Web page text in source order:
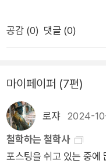
필요한 시대적․사회적 배
안내한다. 그런 점에서
하게 쓰여진 학술서적이
하이데거의 사상을 놀랄
추상적 개념의 포로로 만
리는 눈앞에 펼쳐지는 숲
에 내가 지금 전체 숲속
의 내용이 재미있고 쉽
이 있다. 물론 독자의 관
학 전문서로서뿐만 아
도 충분히 갖추고 있다고
이 책의 내용이 철학적
석되어서는 안 된다. 존재와 존재론, 형이상학 등에 관심을 가지
고 있는 독자라면 하이데
이데거의 철학적 위상은
공감 (0) 댓글 (0)
마이페이퍼 (7편)
로쟈2024-
철학하는 철학사
포스팅을 쉬고 있는 중에